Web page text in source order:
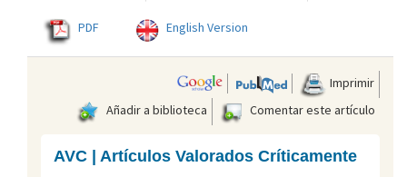
PDF English Version
Imprimir
Añadir a biblioteca
Comentar este artículo
AVC | Artículos Valorados Críticamente